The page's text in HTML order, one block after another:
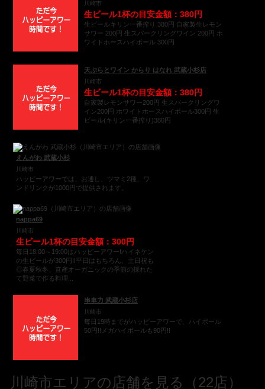
川崎市
生ビール1杯の目安金額：380円
生ビールキリン一番搾り 380円 自家製生レモン
サワー 200円 生スパークリングワイン 200円 ホ
ワイトホースハイボール 300円
天ぷらとワイン からり はなれ 武蔵小杉店
川崎市
生ビール1杯の目安金額：380円
自家製レモンサワー200円 生スパークリングワ
イン200円 ホワイトホースハイボール300円 生
ビール(キリン一番搾り)380円
えんがわ 武蔵小杉
川崎市
ハッピーアワーでは、お通し、ツマミ2種、ワ
ンドリンクが1000円で提供されます。
nappa69
川崎市
生ビール1杯の目安金額：300円
毎日18:00～19:00はハッピーアワー!ハイネケン
の生ビールが300円!!平日はもちろん、土日祝も
◎春夏秋冬、直産オーガニックの季節の採れた
て野菜で作る料理...
串車力 武蔵小杉店
川崎市
毎日19時までがハッピーアワーで、ハイボール
50円!!メガハイボールも90円!!
川崎市エリアの店舗を見る（22店）